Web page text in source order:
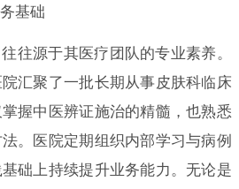
基础
往源于其医疗团队的专业素养。
汇聚了一批长期从事皮肤科临床
握中医辨证施治的精髓，也熟悉
。医院定期组织内部学习与病例
础上持续提升业务能力。无论是